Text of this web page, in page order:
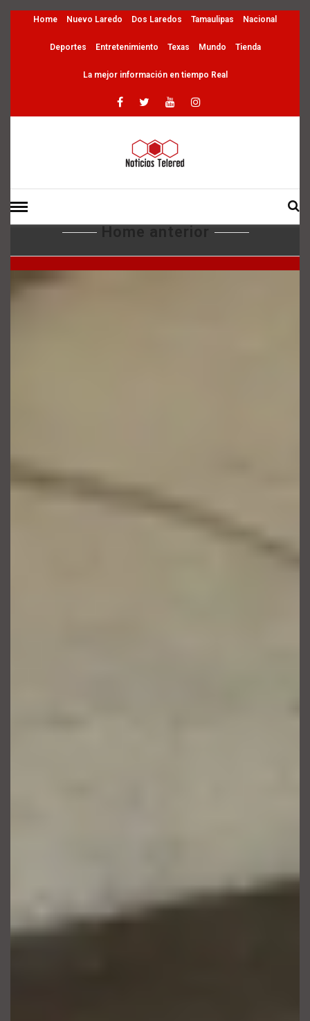
Home Nuevo Laredo Dos Laredos Tamaulipas Nacional
Deportes Entretenimiento Texas Mundo Tienda
La mejor información en tiempo Real
Home anterior